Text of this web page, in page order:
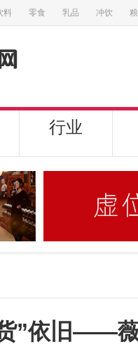
料 零食 乳品 冲饮
行业
”依旧——